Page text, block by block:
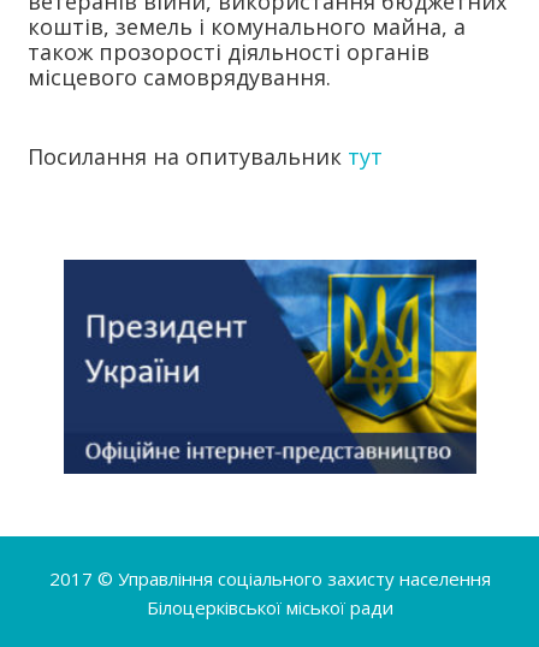
коштів, земель і комунального майна, а
також прозорості діяльності органів
місцевого самоврядування.
Посилання на опитувальник тут
2017 © Управління соціального захисту населення
Білоцерківської міської ради